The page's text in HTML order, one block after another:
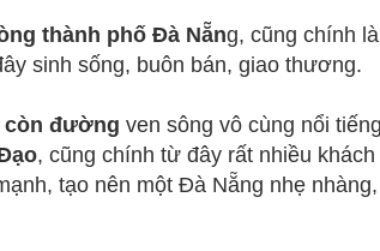
thành phố Đà Nẵng, cũng chính
sinh sống, buôn bán, giao thương.
đường ven sông vô cùng nổi
, cũng chính từ đây rất nhiều khách
tạo nên một Đà Nẵng nhẹ